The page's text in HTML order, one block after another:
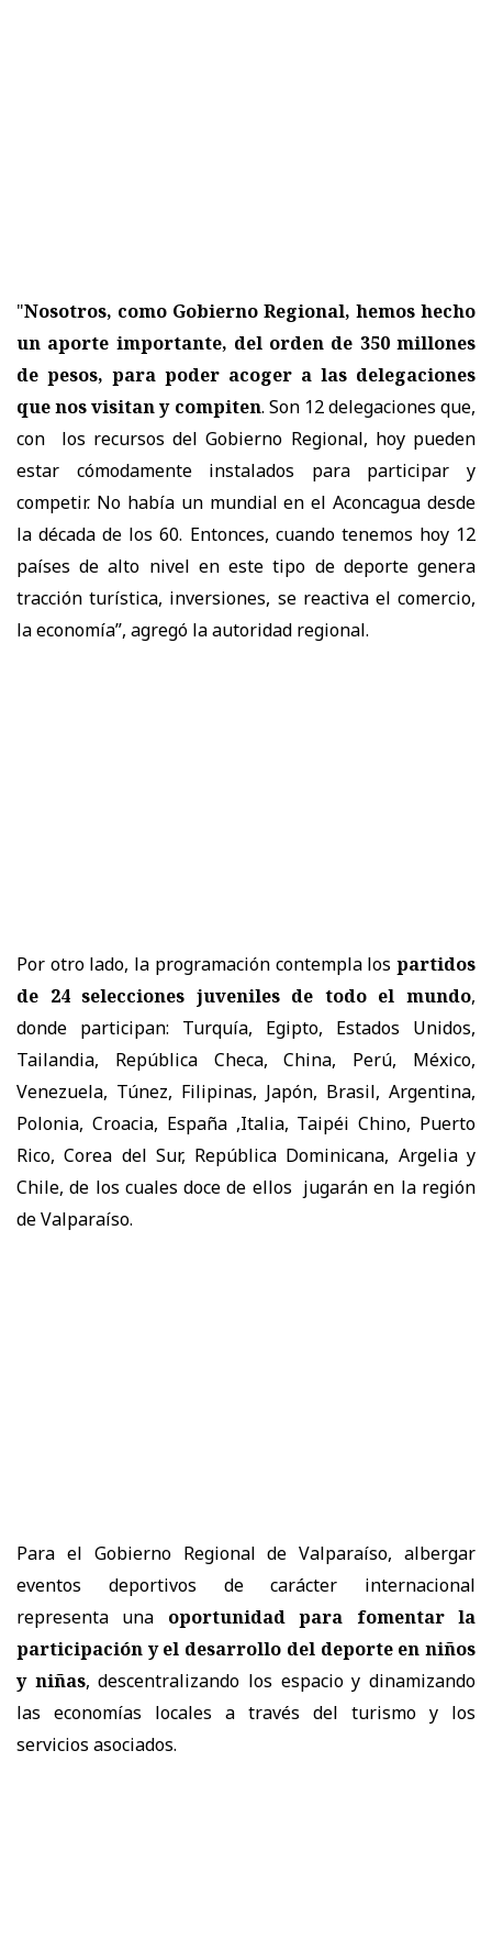
"Nosotros, como Gobierno Regional, hemos hecho
un aporte importante, del orden de 350 millones
de pesos, para poder acoger a las delegaciones
que nos visitan y compiten. Son 12 delegaciones que,
con los recursos del Gobierno Regional, hoy pueden
estar cómodamente instalados para participar y
competir. No había un mundial en el Aconcagua desde
la década de los 60. Entonces, cuando tenemos hoy 12
países de alto nivel en este tipo de deporte genera
tracción turística, inversiones, se reactiva el comercio,
la economía”, agregó la autoridad regional.
Por otro lado, la programación contempla los partidos
de 24 selecciones juveniles de todo el mundo,
donde participan: Turquía, Egipto, Estados Unidos,
Tailandia, República Checa, China, Perú, México,
Venezuela, Túnez, Filipinas, Japón, Brasil, Argentina,
Polonia, Croacia, España ,Italia, Taipéi Chino, Puerto
Rico, Corea del Sur, República Dominicana, Argelia y
Chile, de los cuales doce de ellos jugarán en la región
de Valparaíso.
Para el Gobierno Regional de Valparaíso, albergar
eventos deportivos de carácter internacional
representa una
oportunidad para fomentar la
participación y el desarrollo del deporte en niños
y niñas, descentralizando los espacio y dinamizando
las economías locales a través del turismo y los
servicios asociados.